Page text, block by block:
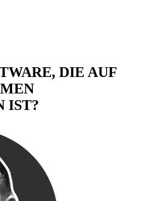
DIE AUF
IST?